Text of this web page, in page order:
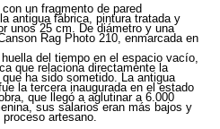
un fragmento de pared
antigua fábrica, pintura tratada y
unos 25 cm. De diámetro y una
Rag Photo 210, enmarcada en
del tiempo en el espacio vacío,
que relaciona directamente la
ha sido sometido. La antigua
la tercera inaugurada en el estado
que llegó a aglutinar a 6.000
sus salarios eran más bajos y
artesano.